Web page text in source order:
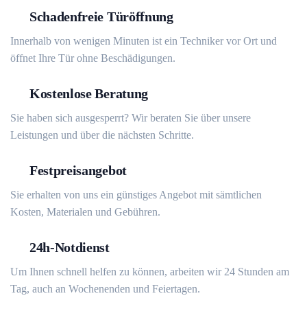
Schadenfreie Türöffnung
Innerhalb von wenigen Minuten ist ein Techniker vor Ort und
öffnet Ihre Tür ohne Beschädigungen.
Kostenlose Beratung
Sie haben sich ausgesperrt? Wir beraten Sie über unsere
Leistungen und über die nächsten Schritte.
Festpreisangebot
Sie erhalten von uns ein günstiges Angebot mit sämtlichen
Kosten, Materialen und Gebühren.
24h-Notdienst
Um Ihnen schnell helfen zu können, arbeiten wir 24 Stunden am
Tag, auch an Wochenenden und Feiertagen.